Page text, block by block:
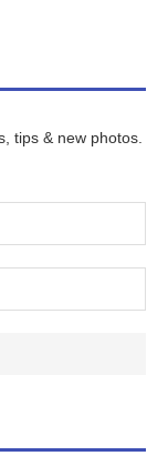
tips & new photos.